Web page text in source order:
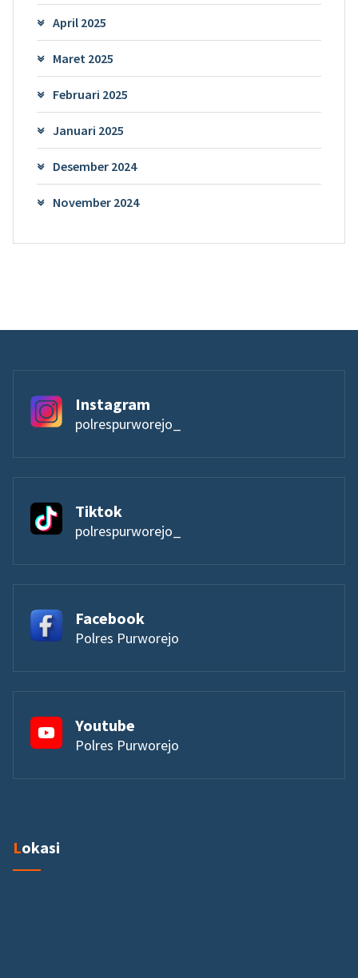
April 2025
Maret 2025
Februari 2025
Januari 2025
Desember 2024
November 2024
Instagram
polrespurworejo_
Tiktok
polrespurworejo_
Facebook
Polres Purworejo
Youtube
Polres Purworejo
Lokasi